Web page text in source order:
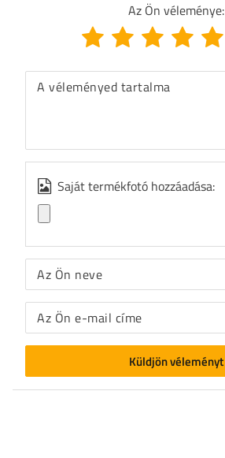
Az Ön véleménye:
A véleményed tartalma
Saját termékfotó hozzáadása:
Az Ön neve
Az Ön e-mail címe
Küldjön véleményt